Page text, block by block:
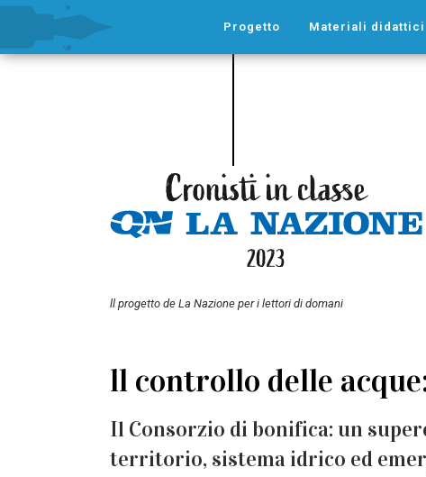
Progetto Materiali didattici
ll progetto de La Nazione per i lettori di domani
ll controllo delle
Il Consorzio di bonifica: un
territorio, sistema idrico ed